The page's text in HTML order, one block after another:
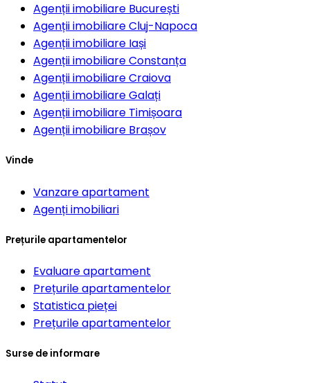
Agenții imobiliare București
Agenții imobiliareCluj-Napoca
Agenții imobiliare Iași
Agenții imobiliareConstanța
Agenții imobiliareCraiova
Agenții imobiliareGalați
Agenții imobiliare Timișoara
Agenții imobiliare Brașov
Vinde
Vanzare apartament
Agenți imobiliari
Prețurile apartamentelor
Evaluare apartament
Prețurile apartamentelor
Statistica pieței
Prețurile apartamentelor
Surse de informare